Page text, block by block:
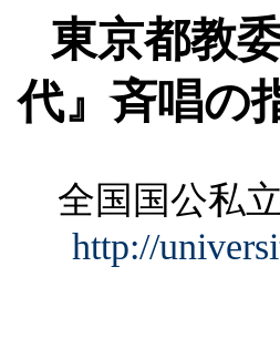
東京都教
代』斉唱の
全国国公私
http://